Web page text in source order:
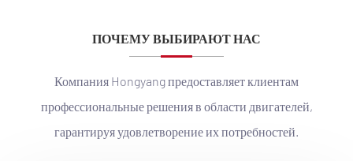
ПОЧЕМУ ВЫБИРАЮТ НАС
Компания Hongyang предоставляет клиентам
профессиональные решения в области двигателей,
гарантируя удовлетворение их потребностей.